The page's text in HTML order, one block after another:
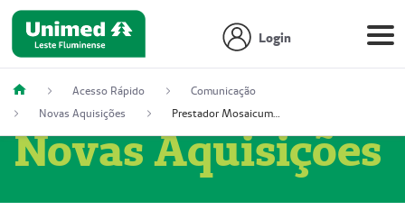
Login
Acesso Rápido
Comunicação
Novas Aquisições
Prestador Mosaicum Espaço Clínico Ltda (51004352-0)
Novas Aquisições